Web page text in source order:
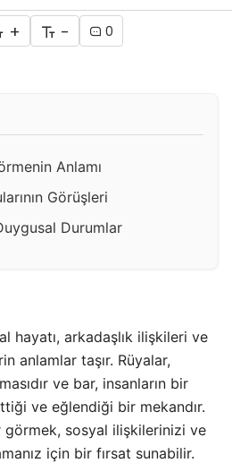
+ - 0
Anlamı
Görüşleri
Durumlar
hayatı, arkadaşlık ilişkileri ve
anlamlar taşır. Rüyalar,
ve bar, insanların bir
ve eğlendiği bir mekandır.
görmek, sosyal ilişkilerinizi ve
için bir fırsat sunabilir.